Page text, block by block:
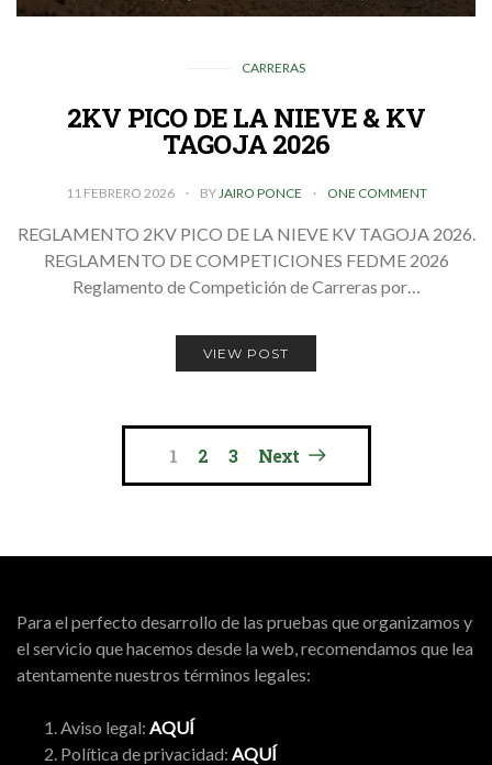
CARRERAS
2KV PICO DE LA NIEVE & KV
TAGOJA 2026
11 FEBRERO 2026 BY JAIRO PONCE ONE COMMENT
REGLAMENTO 2KV PICO DE LA NIEVE KV TAGOJA 2026.
REGLAMENTO DE COMPETICIONES FEDME 2026
Reglamento de Competición de Carreras por…
VIEW POST
Paginación
entradas
1 2 3 Next
Para el perfecto desarrollo de las pruebas que organizamos y
el servicio que hacemos desde la web, recomendamos que lea
atentamente nuestros términos legales:
Aviso legal: AQUÍ
Política de privacidad: AQUÍ